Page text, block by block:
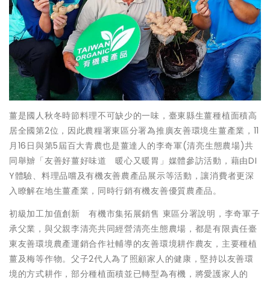
薑是國人秋冬時節料理不可缺少的一味，臺東縣生薑種植面積高
居全國第2位，因此農糧署東區分署為推廣友善環境生薑產業，11
月16日與第5屆百大青農也是薑達人的李奇軍(清亮生態農場)共
同舉辧「友善好薑好味道 暖心又暖胃」媒體參訪活動，藉由DI
Y體驗、料理品嚐及有機友善農產品展示等活動，讓消費者更深
入瞭解在地生薑產業，同時行銷有機友善優質農產品。
初級加工加值創新 有機市集拓展銷售 東區分署說明，李奇軍子
承父業，與父親李清亮共同經營清亮生態農場，都是有限責任臺
東友善環境農產運銷合作社輔導的友善環境耕作農友，主要種植
薑及梅等作物。父子2代人為了照顧家人的健康，堅持以友善環
境的方式耕作，部分種植面積並已轉型為有機，將愛護家人的